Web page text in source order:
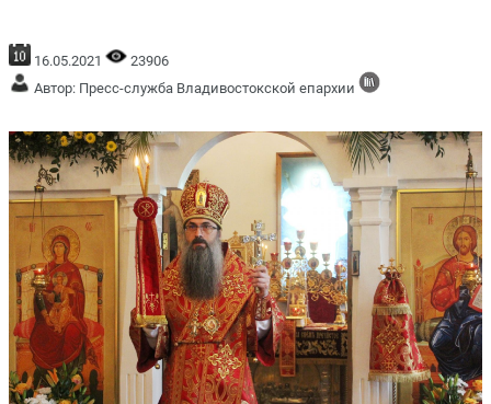
16.05.2021
23906
Автор: Пресс-служба Владивостокской епархии